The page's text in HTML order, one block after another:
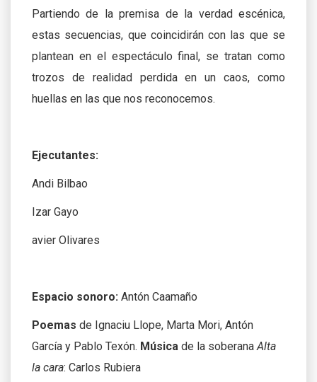
Partiendo de la premisa de la verdad escénica,
estas secuencias, que coincidirán con las que se
plantean en el espectáculo final, se tratan como
trozos de realidad perdida en un caos, como
huellas en las que nos reconocemos.
Ejecutantes:
Andi Bilbao
Izar Gayo
avier Olivares
Espacio sonoro: Antón Caamaño
Poemas de Ignaciu Llope, Marta Mori, Antón
García y Pablo Texón. Música de la soberana Alta
la cara: Carlos Rubiera